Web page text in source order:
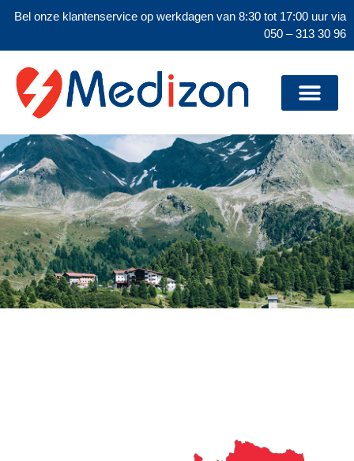
Bel onze klantenservice op werkdagen van 8:30 tot 17:00 uur via
050 – 313 30 96